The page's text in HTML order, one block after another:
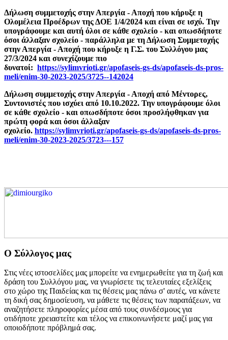
Δήλωση συμμετοχής στην Απεργία - Αποχή που κήρυξε η
Ολομέλεια Προέδρων της ΔΟΕ 1/4/2024 και είναι σε ισχύ. Την
υπογράφουμε και αυτή όλοι σε κάθε σχολείο - και οπωσδήποτε
όσοι άλλαξαν σχολείο - παράλληλα με τη Δήλωση Συμμετοχής
στην Απεργία - Αποχή που κήρυξε η Γ.Σ. του Συλλόγου μας
27/3/2024 και συνεχίζουμε πιο
δυνατοί: https://sylimvrioti.gr/apofaseis-gs-ds/apofaseis-ds-pros-
meli/enim-30-2023-2025/3725--142024
Δήλωση συμμετοχής στην Απεργία - Αποχή από Μέντορες,
Συντονιστές που ισχύει από 10.10.2022. Την υπογράφουμε όλοι
σε κάθε σχολείο - και οπωσδήποτε όσοι προσλήφθηκαν για
πρώτη φορά και όσοι άλλαξαν
σχολείο. https://sylimvrioti.gr/apofaseis-gs-ds/apofaseis-ds-pros-
meli/enim-30-2023-2025/3723---157
Ο Σύλλογος μας
Στις νέες ιστοσελίδες μας μπορείτε να ενημερωθείτε για τη ζωή και
δράση του Συλλόγου μας, να γνωρίσετε τις τελευταίες εξελίξεις
στο χώρο της Παιδείας και τις θέσεις μας πάνω σ' αυτές, να κάνετε
τη δική σας δημοσίευση, να μάθετε τις θέσεις των παρατάξεων, να
αναζητήσετε πληροφορίες μέσα από τους συνδέσμους για
οτιδήποτε χρειαστείτε και τέλος να επικοινωνήσετε μαζί μας για
οποιοδήποτε πρόβλημά σας.